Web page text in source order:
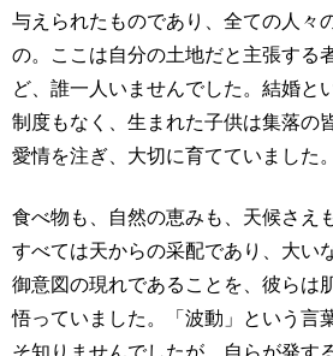
与えられたものであり、全ての人々
の。ここは自分の土地だと主張する
ど、誰一人いませんでした。結婚と
制度もなく、生まれた子供は集落の
愛情を注ぎ、大切に育てていました。
食べ物も、自然の恵みも、天候さえも
すべては天からの采配であり、大い
御意図の現れであることを、彼らは
悟っていました。「波動」という言
そ知りませんでしたが、自らが発す